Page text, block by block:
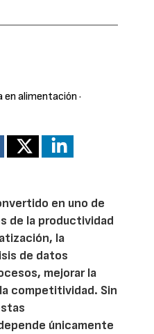
en alimentación ·
en uno de
de la productividad
la
de datos
mejorar la
competitividad. Sin
únicamente